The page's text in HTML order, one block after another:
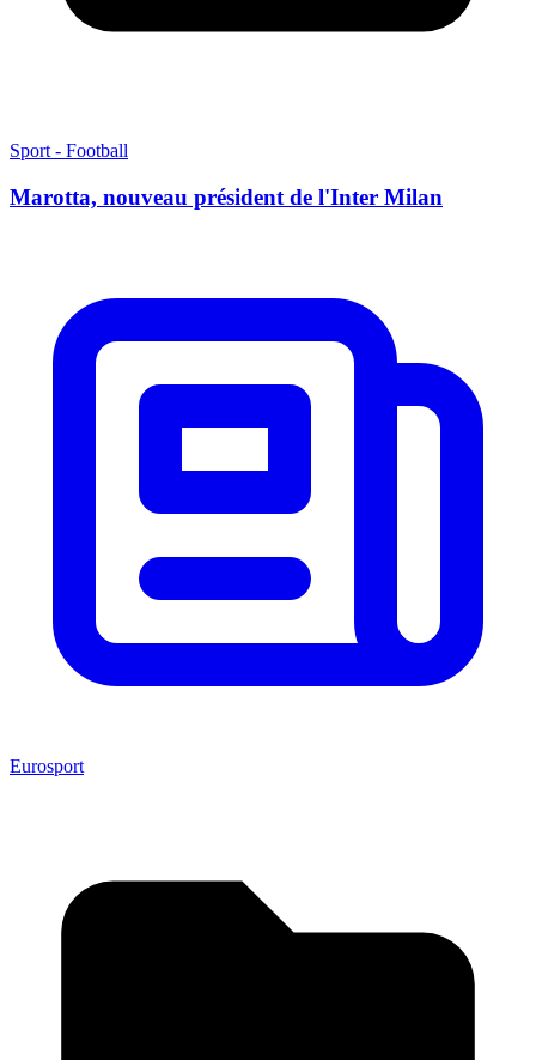
Sport - Football
Marotta, nouveau président de l'Inter Milan
Eurosport